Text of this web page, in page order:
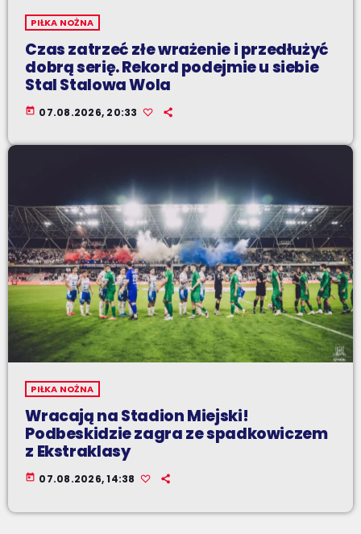
PIŁKA NOŻNA
Czas zatrzeć złe wrażenie i przedłużyć
dobrą serię. Rekord podejmie u siebie
Stal Stalowa Wola
today 07.08.2026, 20:33
PIŁKA NOŻNA
Wracają na Stadion Miejski!
Podbeskidzie zagra ze spadkowiczem
z Ekstraklasy
today 07.08.2026, 14:38